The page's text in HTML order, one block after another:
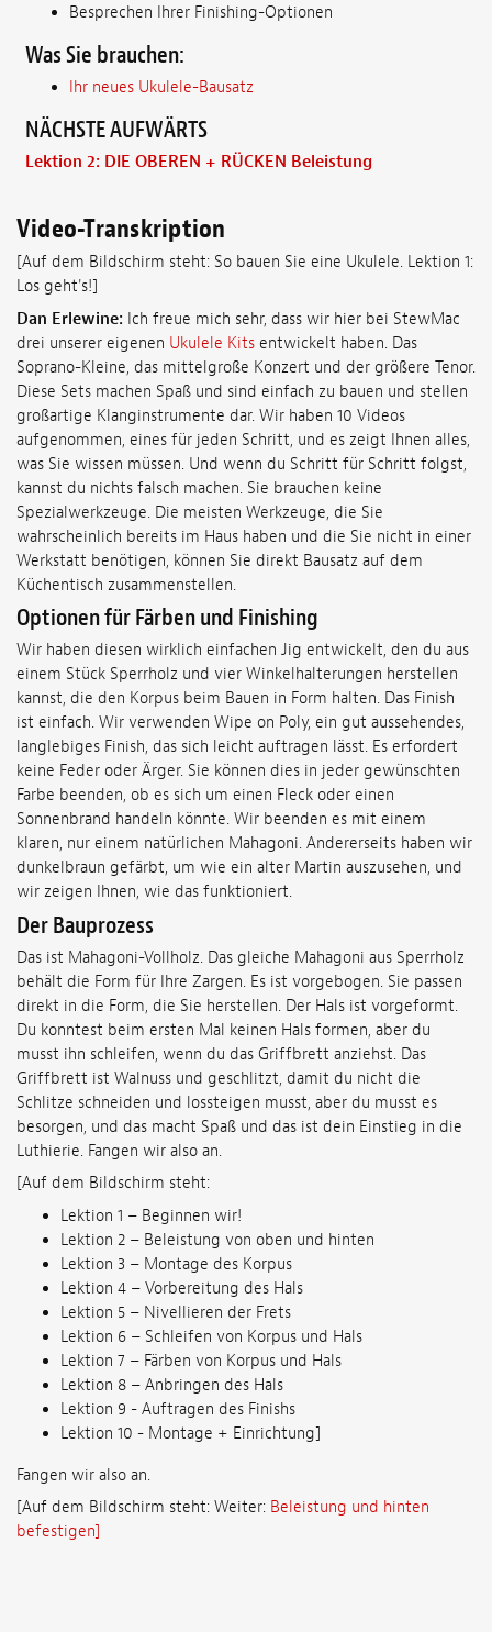
Besprechen Ihrer Finishing-Optionen
Was Sie brauchen:
Ihr neues Ukulele-Bausatz
NÄCHSTE AUFWÄRTS
Lektion 2: DIE OBEREN + RÜCKEN Beleistung
Video-Transkription
[Auf dem Bildschirm steht: So bauen Sie eine Ukulele. Lektion 1:
Los geht's!]
Dan Erlewine: Ich freue mich sehr, dass wir hier bei StewMac
drei unserer eigenen Ukulele Kits entwickelt haben. Das
Soprano-Kleine, das mittelgroße Konzert und der größere Tenor.
Diese Sets machen Spaß und sind einfach zu bauen und stellen
großartige Klanginstrumente dar. Wir haben 10 Videos
aufgenommen, eines für jeden Schritt, und es zeigt Ihnen alles,
was Sie wissen müssen. Und wenn du Schritt für Schritt folgst,
kannst du nichts falsch machen. Sie brauchen keine
Spezialwerkzeuge. Die meisten Werkzeuge, die Sie
wahrscheinlich bereits im Haus haben und die Sie nicht in einer
Werkstatt benötigen, können Sie direkt Bausatz auf dem
Küchentisch zusammenstellen.
Optionen für Färben und Finishing
Wir haben diesen wirklich einfachen Jig entwickelt, den du aus
einem Stück Sperrholz und vier Winkelhalterungen herstellen
kannst, die den Korpus beim Bauen in Form halten. Das Finish
ist einfach. Wir verwenden Wipe on Poly, ein gut aussehendes,
langlebiges Finish, das sich leicht auftragen lässt. Es erfordert
keine Feder oder Ärger. Sie können dies in jeder gewünschten
Farbe beenden, ob es sich um einen Fleck oder einen
Sonnenbrand handeln könnte. Wir beenden es mit einem
klaren, nur einem natürlichen Mahagoni. Andererseits haben wir
dunkelbraun gefärbt, um wie ein alter Martin auszusehen, und
wir zeigen Ihnen, wie das funktioniert.
Der Bauprozess
Das ist Mahagoni-Vollholz. Das gleiche Mahagoni aus Sperrholz
behält die Form für Ihre Zargen. Es ist vorgebogen. Sie passen
direkt in die Form, die Sie herstellen. Der Hals ist vorgeformt.
Du konntest beim ersten Mal keinen Hals formen, aber du
musst ihn schleifen, wenn du das Griffbrett anziehst. Das
Griffbrett ist Walnuss und geschlitzt, damit du nicht die
Schlitze schneiden und lossteigen musst, aber du musst es
besorgen, und das macht Spaß und das ist dein Einstieg in die
Luthierie. Fangen wir also an.
[Auf dem Bildschirm steht:
Lektion 1 – Beginnen wir!
Lektion 2 – Beleistung von oben und hinten
Lektion 3 – Montage des Korpus
Lektion 4 – Vorbereitung des Hals
Lektion 5 – Nivellieren der Frets
Lektion 6 – Schleifen von Korpus und Hals
Lektion 7 – Färben von Korpus und Hals
Lektion 8 – Anbringen des Hals
Lektion 9 - Auftragen des Finishs
Lektion 10 - Montage + Einrichtung]
Fangen wir also an.
[Auf dem Bildschirm steht: Weiter: Beleistung und hinten
befestigen]